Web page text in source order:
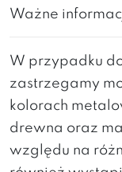
Ważne
W przypadku
zastrzegamy
kolorach
drewna oraz
względu na